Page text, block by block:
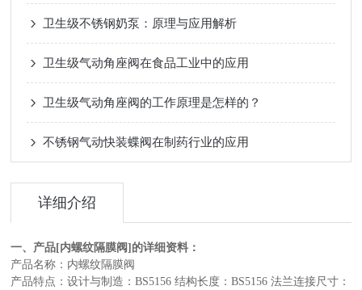
卫生级不锈钢奶泵：原理与应用解析
卫生级气动角座阀在食品工业中的应用
卫生级气动角座阀的工作原理是怎样的？
不锈钢气动快装蝶阀在制药行业的应用
详细介绍
一、产品[内螺纹隔膜阀]的详细资料：
产品名称：内螺纹隔膜阀
产品特点：设计与制造：BS5156 结构长度：BS5156 法兰连接尺寸：